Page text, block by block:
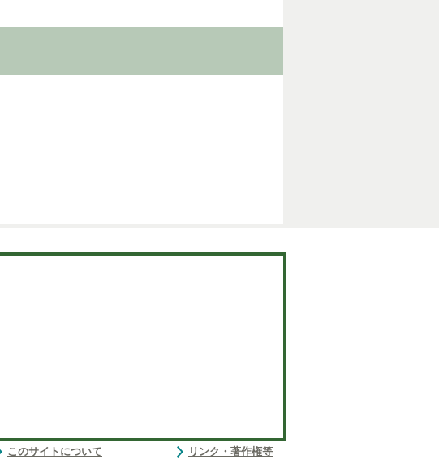
このサイトについて リンク・著作権等